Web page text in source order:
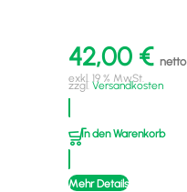
42,00 € netto
exkl. 19 % MwSt.
zzgl. Versandkosten
In den Warenkorb
Mehr Details